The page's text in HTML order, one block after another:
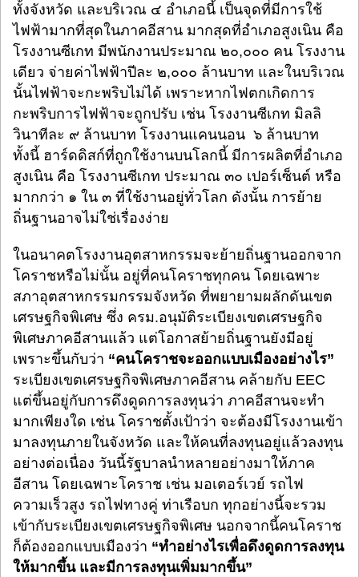
ทั้งจังหวัด และบริเวณ ๔ อำเภอนี้ เป็นจุดที่มีการใช้
ไฟฟ้ามากที่สุดในภาคอีสาน มากสุดที่อำเภอสูงเนิน คือ
โรงงานซีเกท มีพนักงานประมาณ ๒๐,๐๐๐ คน โรงงาน
เดียว จ่ายค่าไฟฟ้าปีละ ๒,๐๐๐ ล้านบาท และในบริเวณ
นั้นไฟฟ้าจะกะพริบไม่ได้ เพราะหากไฟตกเกิดการ
กะพริบการไฟฟ้าจะถูกปรับ เช่น โรงงานซีเกท มิลลิ
วินาทีละ ๙ ล้านบาท โรงงานแคนนอน ๖ ล้านบาท
ทั้งนี้ ฮาร์ดดิสก์ที่ถูกใช้งานบนโลกนี้ มีการผลิตที่อำเภอ
สูงเนิน คือ โรงงานซีเกท ประมาณ ๓๐ เปอร์เซ็นต์ หรือ
มากกว่า ๑ ใน ๓ ที่ใช้งานอยู่ทั่วโลก ดังนั้น การย้าย
ถิ่นฐานอาจไม่ใช่เรื่องง่าย
ในอนาคตโรงงานอุตสาหกรรมจะย้ายถิ่นฐานออกจาก
โคราชหรือไม่นั้น อยู่ที่คนโคราชทุกคน โดยเฉพาะ
สภาอุตสาหกรรมกรรมจังหวัด ที่พยายามผลักดันเขต
เศรษฐกิจพิเศษ ซึ่ง ครม.อนุมัติระเบียงเขตเศรษฐกิจ
พิเศษภาคอีสานแล้ว แต่โอกาสย้ายถิ่นฐานยังมีอยู่
เพราะขึ้นกับว่า “คนโคราชจะออกแบบเมืองอย่างไร”
ระเบียงเขตเศรษฐกิจพิเศษภาคอีสาน คล้ายกับ EEC
แต่ขึ้นอยู่กับการดึงดูดการลงทุนว่า ภาคอีสานจะทำ
มากเพียงใด เช่น โคราชตั้งเป้าว่า จะต้องมีโรงงานเข้า
มาลงทุนภายในจังหวัด และให้คนที่ลงทุนอยู่แล้วลงทุน
อย่างต่อเนื่อง วันนี้รัฐบาลนำหลายอย่างมาให้ภาค
อีสาน โดยเฉพาะโคราช เช่น มอเตอร์เวย์ รถไฟ
ความเร็วสูง รถไฟทางคู่ ท่าเรือบก ทุกอย่างนี้จะรวม
เข้ากับระเบียงเขตเศรษฐกิจพิเศษ นอกจากนี้คนโคราช
ก็ต้องออกแบบเมืองว่า “ทำอย่างไรเพื่อดึงดูดการลงทุน
ให้มากขึ้น และมีการลงทุนเพิ่มมากขึ้น”